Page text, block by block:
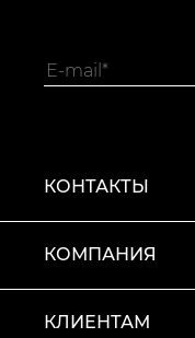
КОНТАКТЫ
КОМПАНИЯ
КЛИЕНТАМ